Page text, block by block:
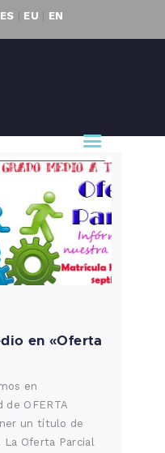
ES EU EN
en «Oferta
en
OFERTA
un título de
La Oferta Parcial